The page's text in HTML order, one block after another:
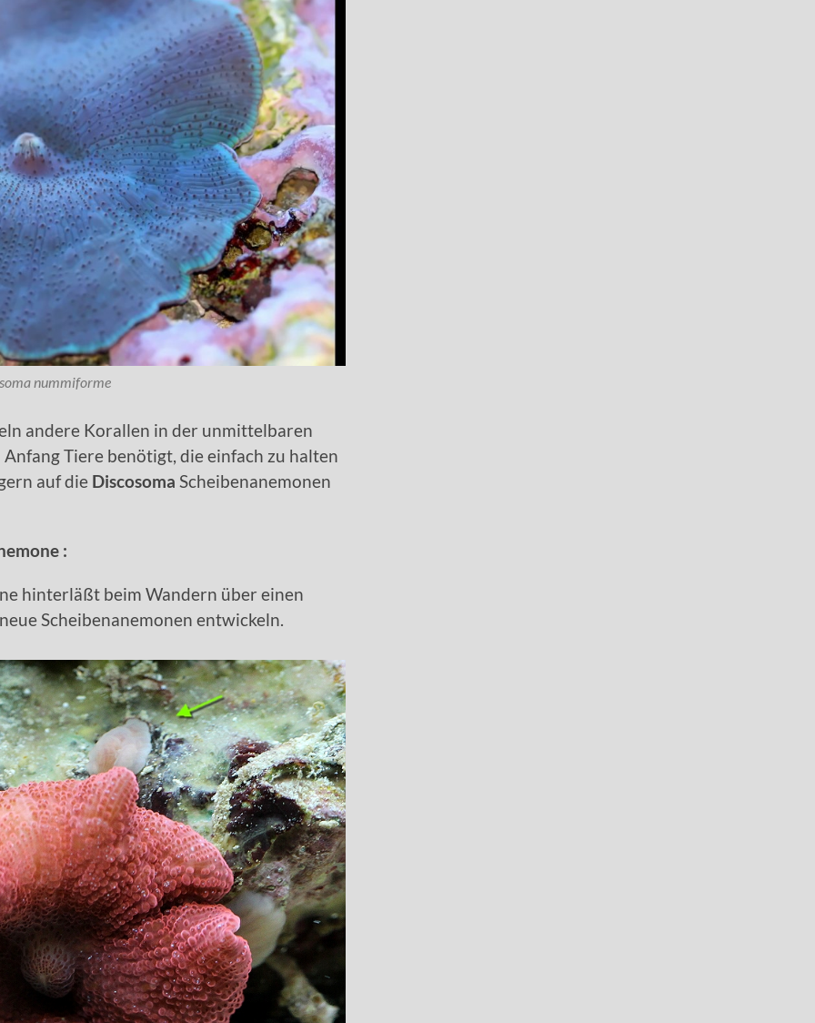
nummiforme
andere Korallen in der unmittelbaren
Tiere benötigt, die einfach zu halten
auf die Discosoma Scheibenanemonen
:
hinterläßt beim Wandern über einen
Scheibenanemonen entwickeln.